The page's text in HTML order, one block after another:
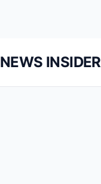
NEWS INSIDER